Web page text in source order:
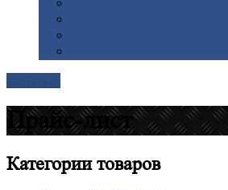
Прайс-лист
Категориитоваров